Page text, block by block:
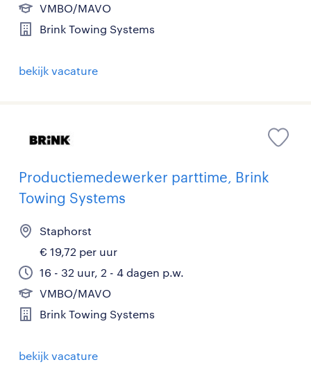
VMBO/MAVO
Brink Towing Systems
bekijk vacature
Productiemedewerker parttime, Brink
Towing Systems
Staphorst
€ 19,72 per uur
16 - 32 uur, 2 - 4 dagen p.w.
VMBO/MAVO
Brink Towing Systems
bekijk vacature